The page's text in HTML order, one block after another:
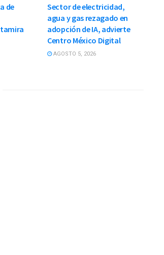
de
Sector de electricidad,
agua y gas rezagado en
adopción de IA, advierte
Centro México Digital
AGOSTO 5, 2026